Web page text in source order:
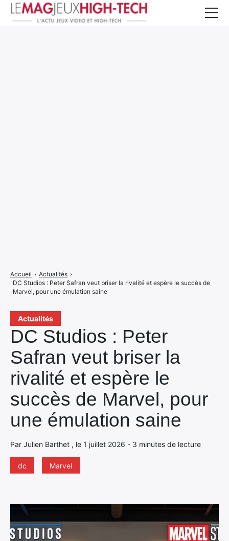
Actualités
DC Studios : Peter
Safran veut briser la
rivalité et espère le
succès de Marvel, pour
une émulation saine
Par Julien Barthet , le 1 juillet 2026 - 3 minutes de lecture
dc Marvel
Accueil › Actualités ›
DC Studios : Peter Safran veut briser la rivalité et espère le succès de
Marvel, pour une émulation saine